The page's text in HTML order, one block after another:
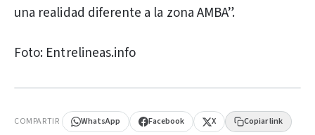
una realidad diferente a la zona AMBA”.
Foto: Entrelineas.info
COMPARTIR WhatsApp Facebook X Copiar link